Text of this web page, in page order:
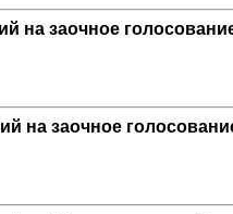
на заочное
на заочное